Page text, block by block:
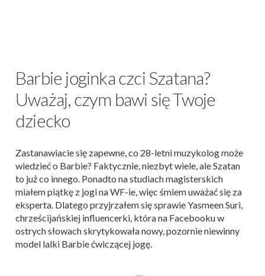
Barbie joginka czci Szatana?
Uważaj, czym bawi się Twoje
dziecko
Zastanawiacie się zapewne, co 28-letni muzykolog może
wiedzieć o Barbie? Faktycznie, niezbyt wiele, ale Szatan
to już co innego. Ponadto na studiach magisterskich
miałem piątkę z jogi na WF-ie, więc śmiem uważać się za
eksperta. Dlatego przyjrzałem się sprawie Yasmeen Suri,
chrześcijańskiej influencerki, która na Facebooku w
ostrych słowach skrytykowała nowy, pozornie niewinny
model lalki Barbie ćwiczącej jogę.